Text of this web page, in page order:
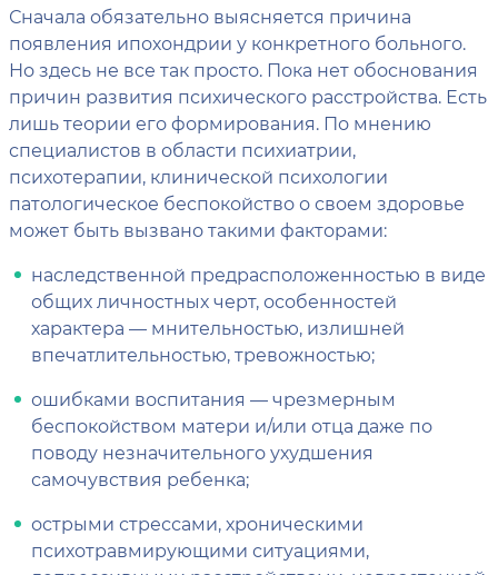
Сначала обязательно выясняется причина
появления ипохондрии у конкретного больного.
Но здесь не все так просто. Пока нет обоснования
причин развития психического расстройства. Есть
лишь теории его формирования. По мнению
специалистов в области психиатрии,
психотерапии, клинической психологии
патологическое беспокойство о своем здоровье
может быть вызвано такими факторами:
наследственной предрасположенностью в виде
общих личностных черт, особенностей
характера — мнительностью, излишней
впечатлительностью, тревожностью;
ошибками воспитания — чрезмерным
беспокойством матери и/или отца даже по
поводу незначительного ухудшения
самочувствия ребенка;
острыми стрессами, хроническими
психотравмирующими ситуациями,